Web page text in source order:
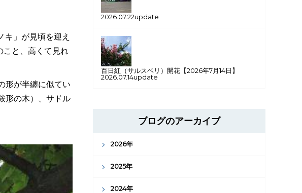
」が見頃を迎え
こと、高くて見れ
形が半纏に似てい
形の木）、サドル
2026.07.22update
百日紅（サルスベリ）開花【2026年7月14日】
2026.07.14update
ブログのアーカイブ
2026年
2025年
2024年